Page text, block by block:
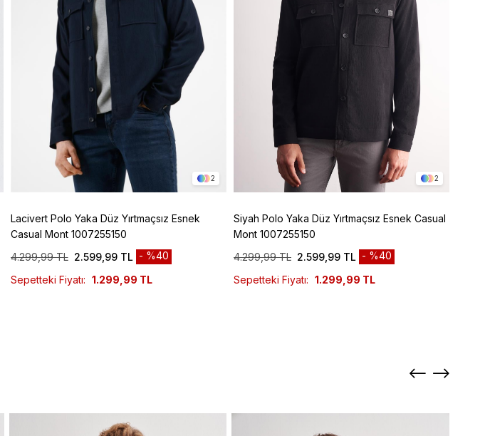
2
Lacivert Polo Yaka Düz Yırtmaçsız Esnek
Casual Mont 1007255150
4.299,99 TL 2.599,99 TL
%40
Sepetteki Fiyatı: 1.299,99 TL
2
Siyah Polo Yaka Düz Yırtmaçsız Esnek Casual
Mont 1007255150
4.299,99 TL 2.599,99 TL
%40
Sepetteki Fiyatı: 1.299,99 TL